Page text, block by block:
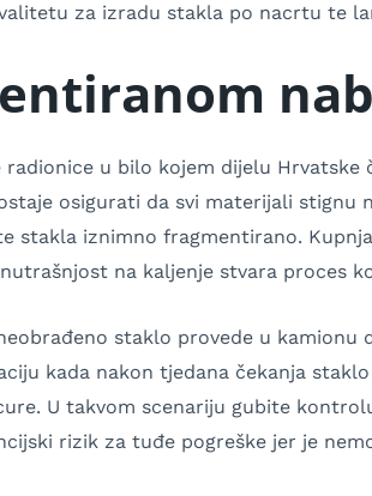
za izradu stakla po nacrtu te
u bilo kojem dijelu Hrvatske
osigurati da svi materijali stignu
stakla iznimno fragmentirano.
na kaljenje stvara proces
staklo provede u kamionu
kada nakon tjedana čekanja
U takvom scenariju gubite
rizik za tuđe pogreške jer je